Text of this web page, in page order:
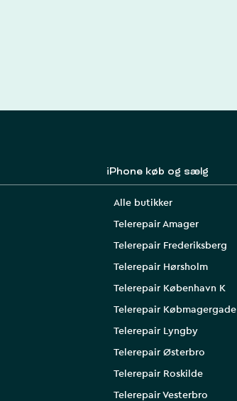
iPhone køb og sælg
Alle butikker
Telerepair Amager
Telerepair Frederiksberg
Telerepair Hørsholm
Telerepair København K
Telerepair Købmagergade
Telerepair Lyngby
Telerepair Østerbro
Telerepair Roskilde
Telerepair Vesterbro